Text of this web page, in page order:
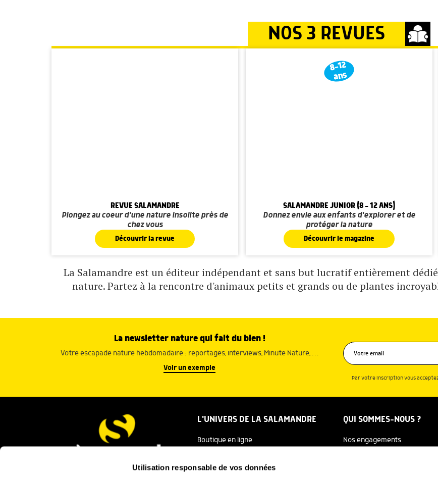
Utilisation responsable de vos données
NOS 3 REVUES
REVUE SALAMANDRE
Plongez au coeur d'une nature insolite près de
chez vous
Découvrir la revue
8-12
ans
SALAMANDRE JUNIOR (8 - 12 ANS)
Donnez envie aux enfants d'explorer et de
protéger la nature
Découvrir le magazine
La Salamandre est un éditeur indépendant et sans but lucratif entièrement
nature. Partez à la rencontre d'animaux petits et grands ou de plantes
La newsletter nature qui fait du bien !
Votre escapade nature hebdomadaire : reportages, interviews, Minute Nature, …
Voir un exemple
Par votre inscription vous
L'UNIVERS DE LA SALAMANDRE
Boutique en ligne
QUI SOMMES-NOUS ?
Nos engagements